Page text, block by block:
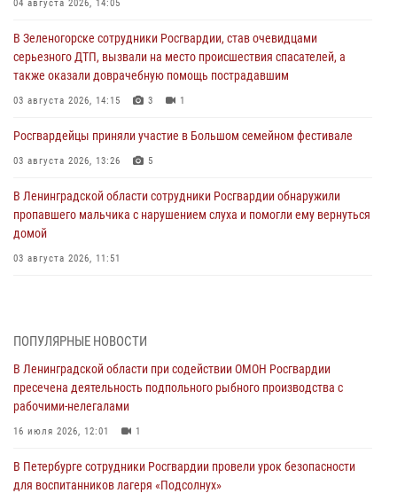
04 августа 2026, 14:05
В Зеленогорске сотрудники Росгвардии, став очевидцами
серьезного ДТП, вызвали на место происшествия спасателей, а
также оказали доврачебную помощь пострадавшим
03 августа 2026, 14:15 3 1
Росгвардейцы приняли участие в Большом семейном фестивале
03 августа 2026, 13:26 5
В Ленинградской области сотрудники Росгвардии обнаружили
пропавшего мальчика с нарушением слуха и помогли ему вернуться
домой
03 августа 2026, 11:51
03 августа 2026, 10:15 1
Сотрудники ГУ Росгвардии приняли участие в чемпионатах Северо-
Западного округа войск национальной гвардии РФ по спортивному и
боевому самбо
03 августа 2026, 10:07
В Ленобласти сотрудники ОМОН Росгвардии оказали содействие
полиции в проведении профилактического мероприятия
ПОПУЛЯРНЫЕ НОВОСТИ
В Ленинградской области при содействии ОМОН Росгвардии
пресечена деятельность подпольного рыбного производства с
рабочими-нелегалами
16 июля 2026, 12:01 1
В Петербурге сотрудники Росгвардии провели урок безопасности
для воспитанников лагеря «Подсолнух»